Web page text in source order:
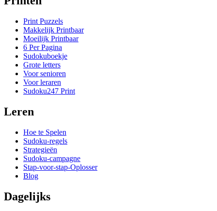
Print Puzzels
Makkelijk Printbaar
Moeilijk Printbaar
6 Per Pagina
Sudokuboekje
Grote letters
Voor senioren
Voor leraren
Sudoku247 Print
Leren
Hoe te Spelen
Sudoku-regels
Strategieën
Sudoku-campagne
Stap-voor-stap-Oplosser
Blog
Dagelijks